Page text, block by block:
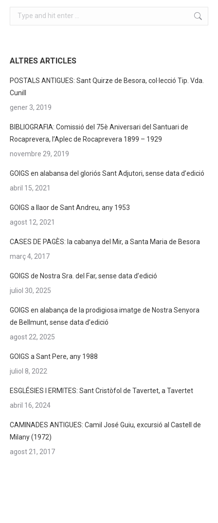
Search:
ALTRES ARTICLES
POSTALS ANTIGUES: Sant Quirze de Besora, col·lecció Tip. Vda.
Cunill
gener 3, 2019
BIBLIOGRAFIA: Comissió del 75è Aniversari del Santuari de
Rocaprevera, l’Aplec de Rocaprevera 1899 – 1929
novembre 29, 2019
GOIGS en alabansa del gloriós Sant Adjutori, sense data d’edició
abril 15, 2021
GOIGS a llaor de Sant Andreu, any 1953
agost 12, 2021
CASES DE PAGÈS: la cabanya del Mir, a Santa Maria de Besora
març 4, 2017
GOIGS de Nostra Sra. del Far, sense data d’edició
juliol 30, 2025
GOIGS en alabança de la prodigiosa imatge de Nostra Senyora
de Bellmunt, sense data d’edició
agost 22, 2025
GOIGS a Sant Pere, any 1988
juliol 8, 2022
ESGLÉSIES I ERMITES: Sant Cristòfol de Tavertet, a Tavertet
abril 16, 2024
CAMINADES ANTIGUES: Camil José Guiu, excursió al Castell de
Milany (1972)
agost 21, 2017